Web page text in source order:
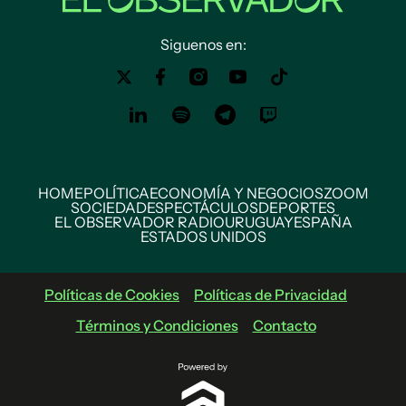
Siguenos en:
HOMEPOLÍTICAECONOMÍA Y NEGOCIOSZOOM
SOCIEDADESPECTÁCULOSDEPORTES
EL OBSERVADOR RADIOURUGUAYESPAÑA
ESTADOS UNIDOS
Políticas de Cookies
Políticas de Privacidad
Términos y Condiciones
Contacto